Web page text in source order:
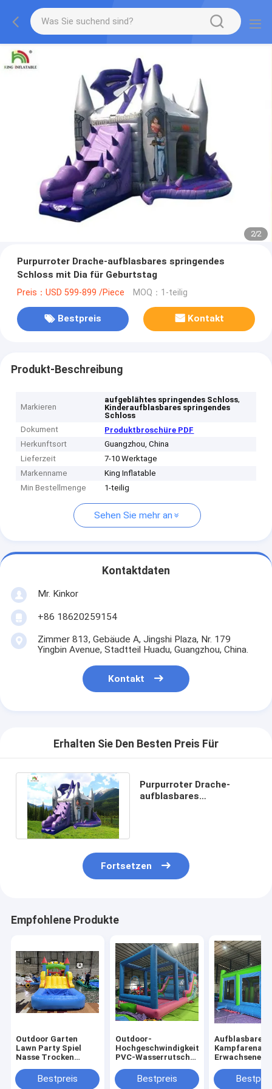
2/2
Purpurroter Drache-aufblasbares springendes
Schloss mit Dia für Geburtstag
Preis：USD 599-899 /Piece MOQ：1-teilig
Bestpreis Kontakt
Produkt-Beschreibung
Markieren
aufgeblähtes springendes Schloss,
Kinderaufblasbares springendes
Schloss
Dokument
Produktbroschüre PDF
Herkunftsort
Guangzhou, China
Lieferzeit
7-10 Werktage
Markenname
King Inflatable
Min Bestellmenge
1-teilig
Sehen Sie mehr an
Kontaktdaten
Mr. Kinkor
+86 18620259154
Zimmer 813, Gebäude A, Jingshi Plaza, Nr. 179
Yingbin Avenue, Stadtteil Huadu, Guangzhou, China.
Kontakt
Erhalten Sie Den Besten Preis Für
Purpurroter Drache-
aufblasbares
Fortsetzen
Empfohlene Produkte
Outdoor Garten
Lawn Party Spiel
Nasse Trocken
Sprunghaus Combo
Hindernisplatz mit
Bestpreis
Outdoor-
Hochgeschwindigkeits-
PVC-Wasserrutsche
AufblasenBestpreis
Aufblasbare
Kampfarena
Erwachsene
Aufblasbare
Gladiatoren